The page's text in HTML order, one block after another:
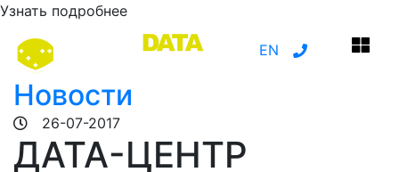
Узнать подробнее
EN
Новости
26-07-2017
ДАТА-ЦЕНТР